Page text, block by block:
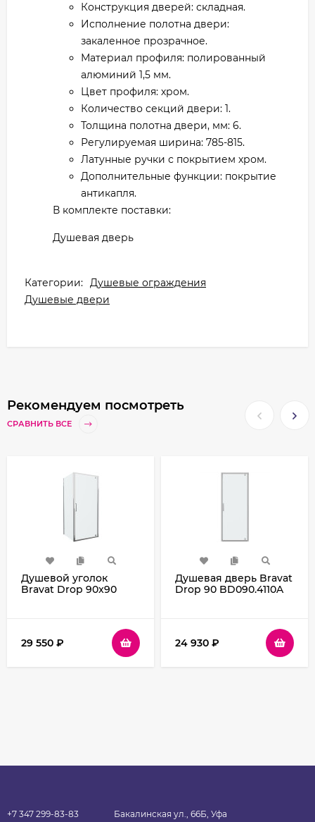
Конструкция дверей: складная.
Исполнение полотна двери:
закаленное прозрачное.
Материал профиля: полированный
алюминий 1,5 мм.
Цвет профиля: хром.
Количество секций двери: 1.
Толщина полотна двери, мм: 6.
Регулируемая ширина: 785-815.
Латунные ручки с покрытием хром.
Дополнительные функции: покрытие
антикапля.
В комплекте поставки:
Душевая дверь
Категории: Душевые ограждения
Душевые двери
Рекомендуем посмотреть
СРАВНИТЬ ВСЕ
Душевой уголок
Bravat Drop 90x90
29 550 ₽
Душевая дверь Bravat
Drop 90 BD090.4110A
24 930 ₽
+7 347 299-83-83
Бакалинская ул., 66Б, Уфа